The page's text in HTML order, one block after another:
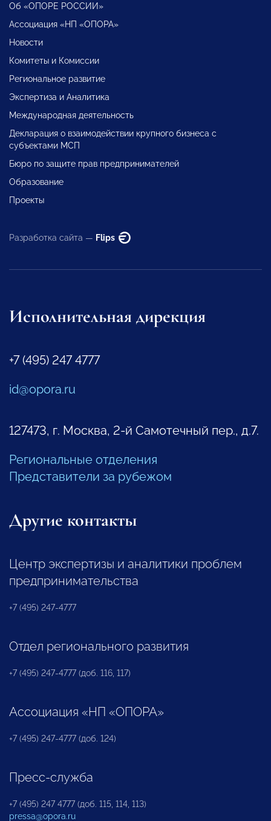
Об «ОПОРЕ РОССИИ»
Ассоциация «НП «ОПОРА»
Новости
Комитеты и Комиссии
Региональное развитие
Экспертиза и Аналитика
Международная деятельность
Декларация о взаимодействии крупного бизнеса с
субъектами МСП
Бюро по защите прав предпринимателей
Образование
Проекты
Разработка сайта — Flips
Исполнительная дирекция
+7 (495) 247 4777
id@opora.ru
127473, г. Москва, 2-й Самотечный пер., д.7.
Региональные отделения
Представители за рубежом
Другие контакты
Центр экспертизы и аналитики проблем
предпринимательства
+7 (495) 247-4777
Отдел регионального развития
+7 (495) 247-4777 (доб. 116, 117)
Ассоциация «НП «ОПОРА»
+7 (495) 247-4777 (доб. 124)
Пресс-служба
+7 (495) 247 4777 (доб. 115, 114, 113)
pressa@opora.ru